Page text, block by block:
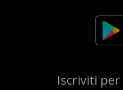
Iscriviti